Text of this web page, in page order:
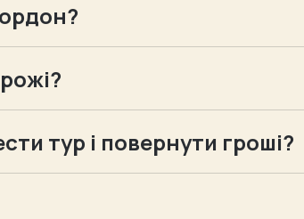
паспорт. Подовжені паспорти
батьків, дозвіл від другого не
батьків
туристичне страхування. Якщо
тур і повернути гроші?
оплати, або перенести дати